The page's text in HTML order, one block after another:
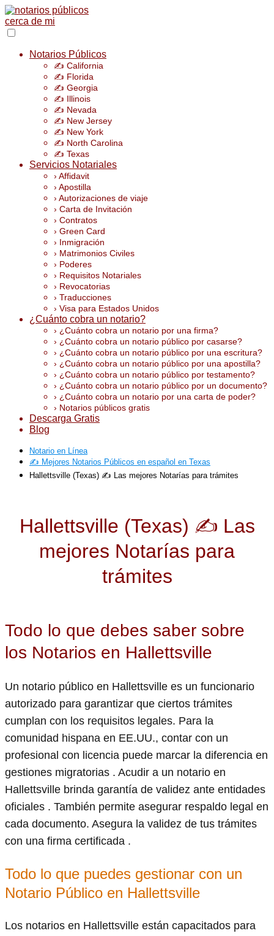
Notarios Públicos
✍️ California
✍️ Florida
✍️ Georgia
✍️ Illinois
✍️ Nevada
✍️ New Jersey
✍️ New York
✍️ North Carolina
✍️ Texas
Servicios Notariales
› Affidavit
› Apostilla
› Autorizaciones de viaje
› Carta de Invitación
› Contratos
› Green Card
› Inmigración
› Matrimonios Civiles
› Poderes
› Requisitos Notariales
› Revocatorias
› Traducciones
› Visa para Estados Unidos
¿Cuánto cobra un notario?
› ¿Cuánto cobra un notario por una firma?
› ¿Cuánto cobra un notario público por casarse?
› ¿Cuánto cobra un notario público por una escritura?
› ¿Cuánto cobra un notario público por una apostilla?
› ¿Cuánto cobra un notario público por testamento?
› ¿Cuánto cobra un notario público por un documento?
› ¿Cuánto cobra un notario por una carta de poder?
› Notarios públicos gratis
Descarga Gratis
Blog
Notario en Línea
✍️ Mejores Notarios Públicos en español en Texas
Hallettsville (Texas) ✍️ Las mejores Notarías para trámites
Hallettsville (Texas) ✍️ Las
mejores Notarías para
trámites
Todo lo que debes saber sobre
los Notarios en Hallettsville
Un notario público en Hallettsville es un funcionario
autorizado para garantizar que ciertos trámites
cumplan con los requisitos legales. Para la
comunidad hispana en EE.UU., contar con un
profesional con licencia puede marcar la diferencia en
gestiones migratorias . Acudir a un notario en
Hallettsville brinda garantía de validez ante entidades
oficiales . También permite asegurar respaldo legal en
cada documento. Asegura la validez de tus trámites
con una firma certificada .
Todo lo que puedes gestionar con un
Notario Público en Hallettsville
Los notarios en Hallettsville están capacitados para